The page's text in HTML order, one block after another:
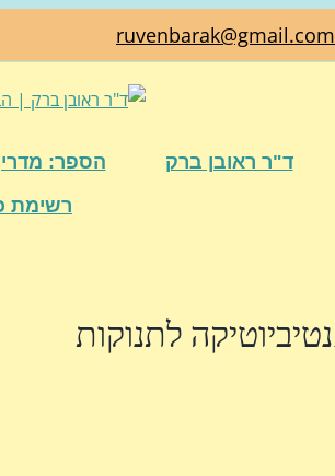
ruvenbarak@gmail.com
ד"ר ראובן ברק הספר:
רשימת